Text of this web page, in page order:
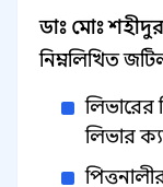
ডাঃ মোঃ
নিম্নলিখিত
লিভারের
লিভার